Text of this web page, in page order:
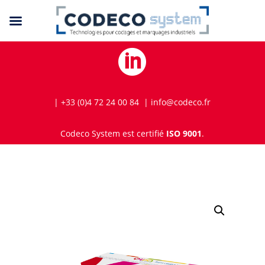

| +33 (0)4 72 24 00 84 | info@codeco.fr
Codeco System est certifié ISO 9001.